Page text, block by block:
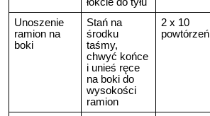
łokcie do tyłu
Unoszenie
ramion na
boki
Stań na
środku
taśmy,
chwyć końce
i unieś ręce
na boki do
wysokości
ramion
2 x 10
powtórzeń